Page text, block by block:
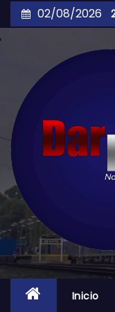
to
02/08/2026
Inicio